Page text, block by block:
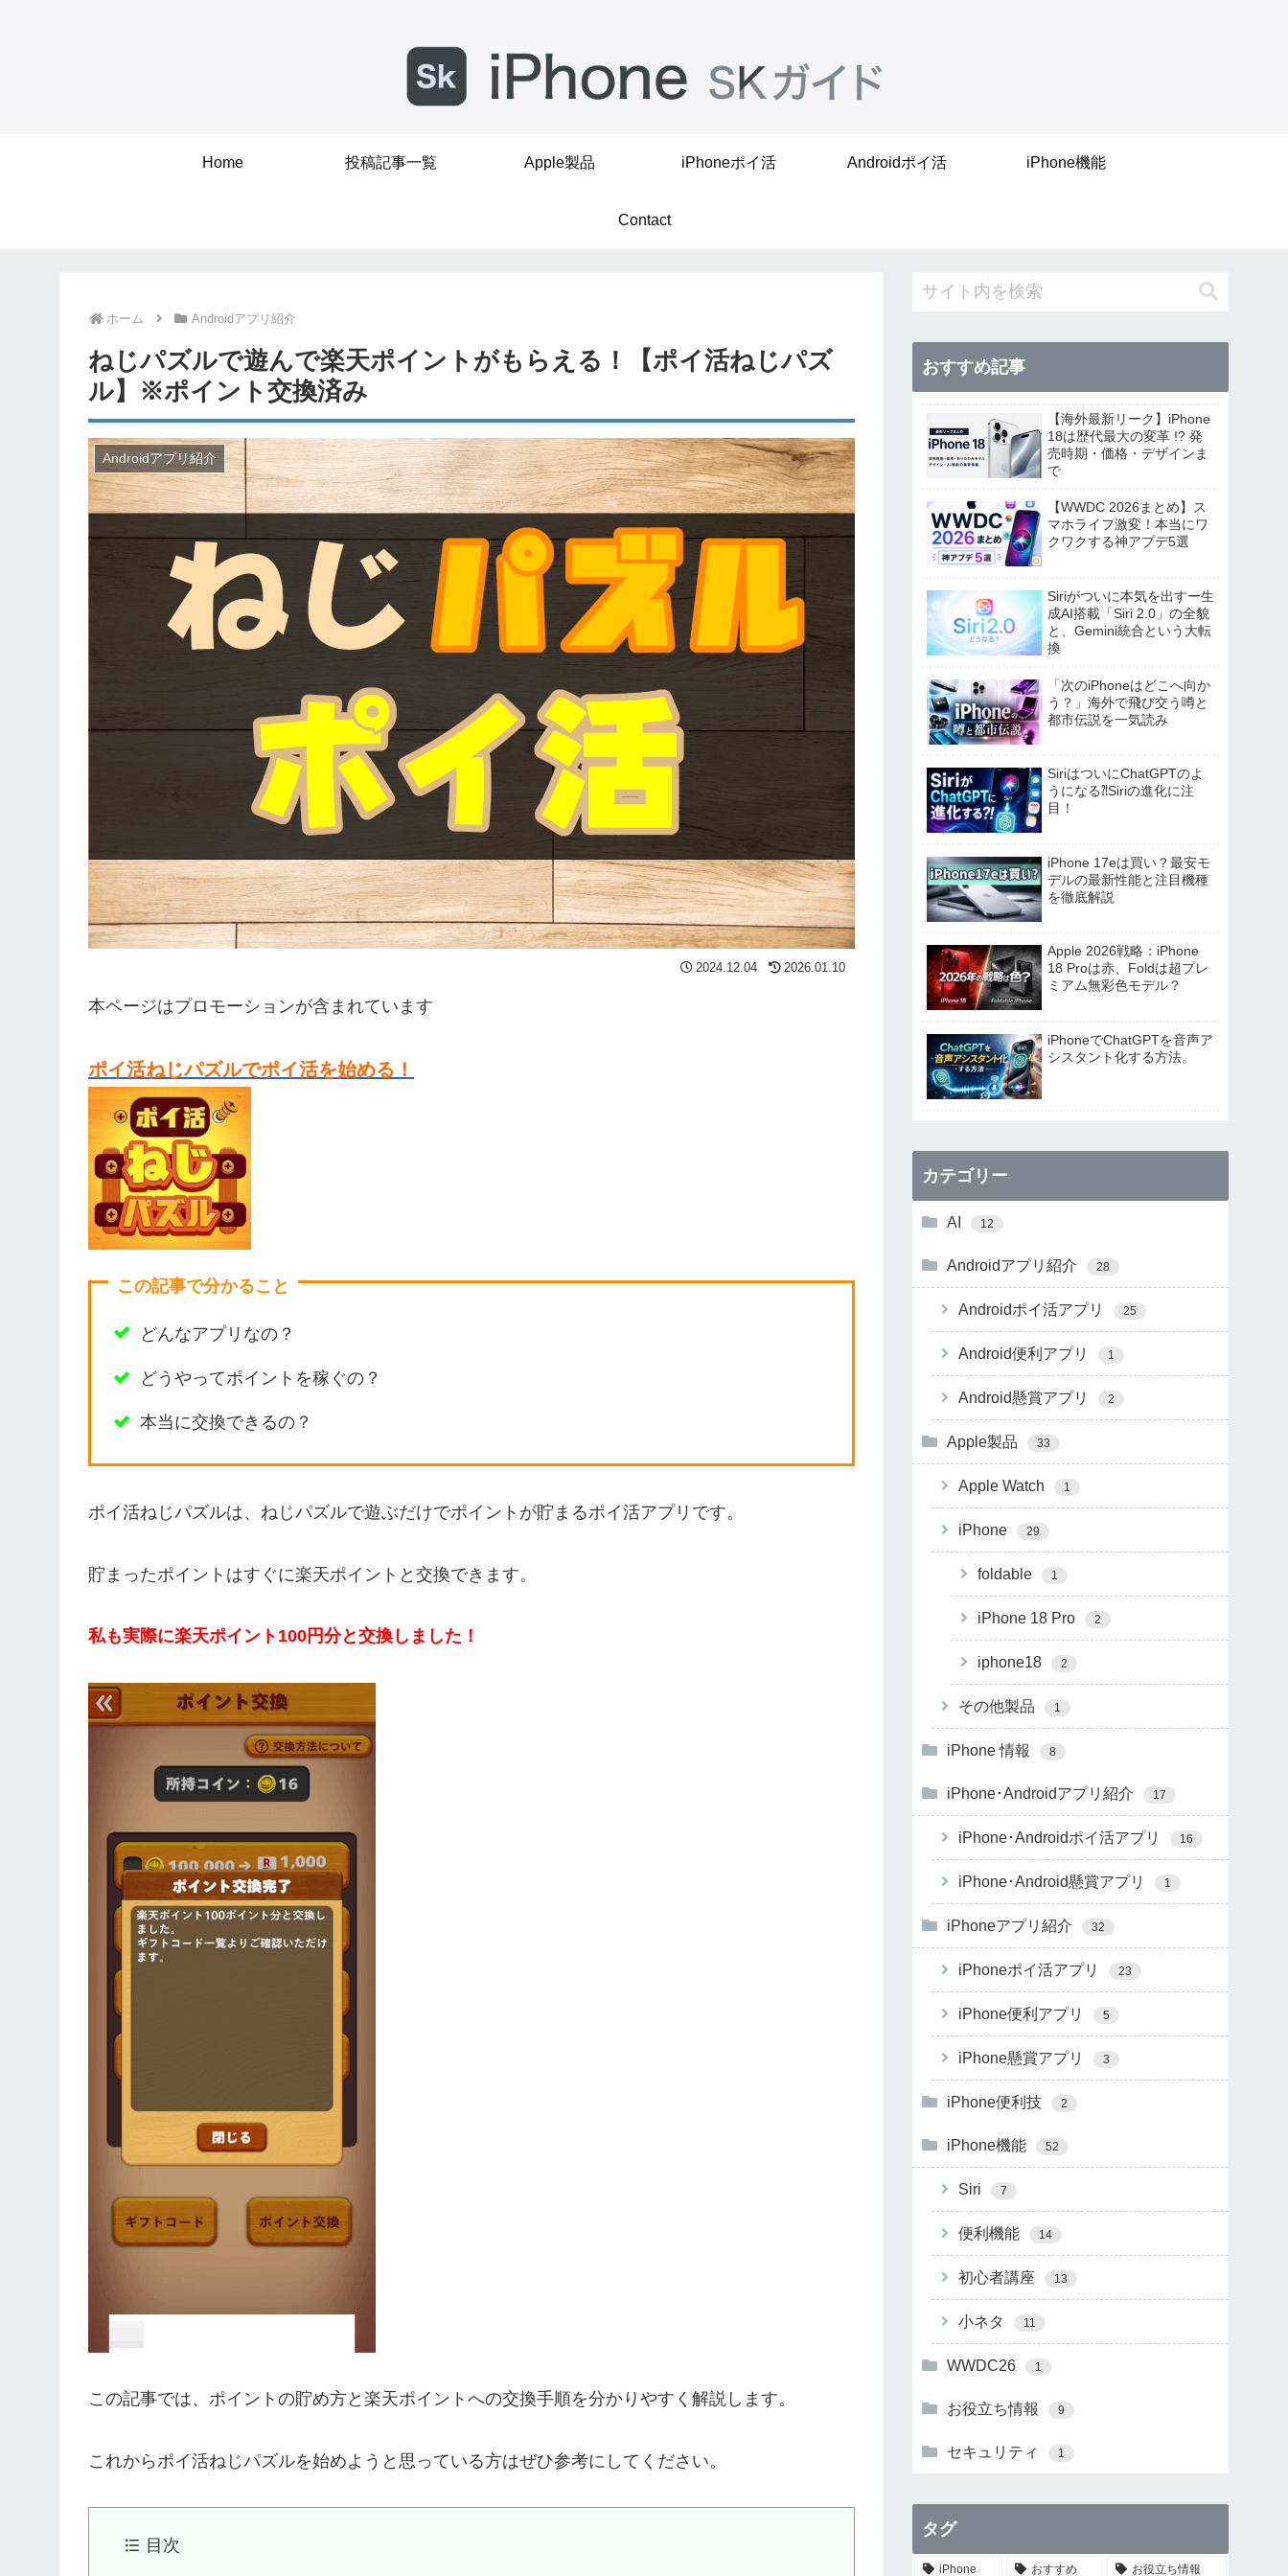
Home 投稿記事一覧 Apple製品 iPhoneポイ活 Androidポイ活 iPhone機能
Contact
ホーム Androidアプリ紹介
ねじパズルで遊んで楽天ポイントがもらえる！【ポイ活ねじパズ
ル】※ポイント交換済み
Androidアプリ紹介
2024.12.04 2026.01.10
本ページはプロモーションが含まれています
ポイ活ねじパズルでポイ活を始める！
この記事で分かること
どんなアプリなの？
どうやってポイントを稼ぐの？
本当に交換できるの？
ポイ活ねじパズルは、ねじパズルで遊ぶだけでポイントが貯まるポイ活アプリです。
貯まったポイントはすぐに楽天ポイントと交換できます。
私も実際に楽天ポイント 100円分と交換しました！
この記事では、ポイントの貯め方と楽天ポイントへの交換手順を分かりやすく解説します。
これからポイ活ねじパズルを始めようと思っている方はぜひ参考にしてください。
目次
おすすめ記事
【海外最新リーク】iPhone
18は歴代最大の変革 !? 発
売時期・価格・デザインま
で
【WWDC 2026まとめ】ス
マホライフ激変！本当にワ
クワクする神アプデ5選
Siriがついに本気を出すー生
成AI搭載「Siri 2.0」の全貌
と、Gemini統合という大転
換
「次のiPhoneはどこへ向か
う？」海外で飛び交う噂と
都市伝説を一気読み
SiriはついにChatGPTのよ
うになる⁈Siriの進化に注
目！
iPhone 17eは買い？最安モ
デルの最新性能と注目機種
を徹底解説
Apple 2026戦略：iPhone
18 Proは赤、Foldは超プレ
ミアム無彩色モデル？
iPhoneでChatGPTを音声ア
シスタント化する方法。
カテゴリー
AI 12
Androidアプリ紹介 28
Androidポイ活アプリ 25
Android便利アプリ 1
Android懸賞アプリ 2
Apple製品 33
Apple Watch 1
iPhone 29
foldable 1
iPhone 18 Pro 2
iphone18 2
その他製品 1
iPhone 情報 8
iPhone･Androidアプリ紹介 17
iPhone･Androidポイ活アプリ 16
iPhone･Android懸賞アプリ 1
iPhoneアプリ紹介 32
iPhoneポイ活アプリ 23
iPhone便利アプリ 5
iPhone懸賞アプリ 3
iPhone便利技 2
iPhone機能 52
Siri 7
便利機能 14
初心者講座 13
小ネタ 11
WWDC26 1
お役立ち情報 9
セキュリティ 1
タグ
iPhone おすすめ お役立ち情報